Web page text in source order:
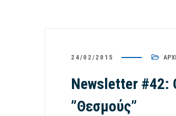
24/02/2015
Newsletter #42:
”Θεσμούς”